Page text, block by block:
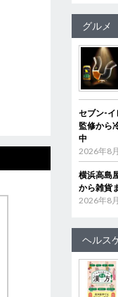
グルメ
セブン‐
監修から
中
2026年8
横浜高島
から雑貨
2026年8
ヘルス